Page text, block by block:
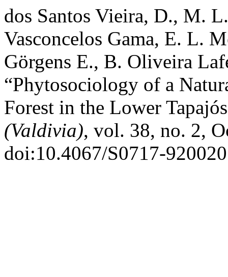
dos Santos Vieira, D., M.
Vasconcelos Gama, E. L.
Gӧrgens E., B. Oliveira
“Phytosociology of a
Forest in the Lower
(Valdivia), vol. 38, no. 2,
doi:10.4067/S0717-